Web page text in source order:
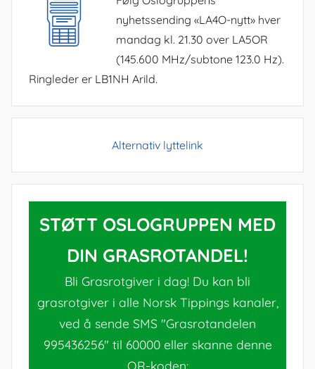
nyhetssending «LA4O-nytt» hver
mandag kl. 21.30 over LA5OR
(145.600 MHz/subtone 123.0 Hz).
Ringleder er LB1NH Arild.
Alternativ lyttelink
STØTT OSLOGRUPPEN MED
DIN GRASROTANDEL!
Bli Grasrotgiver i dag! Du kan bli
grasrotgiver i alle Norsk Tippings kanaler,
ved å sende SMS "Grasrotandelen
995436256" til 60000 eller skanne denne
QR-koden: